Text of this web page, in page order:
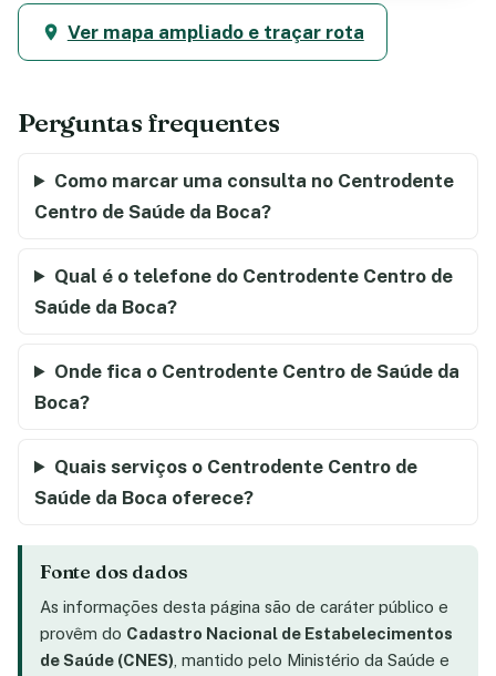
Ver mapa ampliado e traçar rota
Perguntas frequentes
Como marcar uma consulta no Centrodente
Centro de Saúde da Boca?
Qual é o telefone do Centrodente Centro de
Saúde da Boca?
Onde fica o Centrodente Centro de Saúde da
Boca?
Quais serviços o Centrodente Centro de
Saúde da Boca oferece?
Fonte dos dados
As informações desta página são de caráter público e
provêm do Cadastro Nacional de Estabelecimentos
de Saúde (CNES) , mantido pelo Ministério da Saúde e